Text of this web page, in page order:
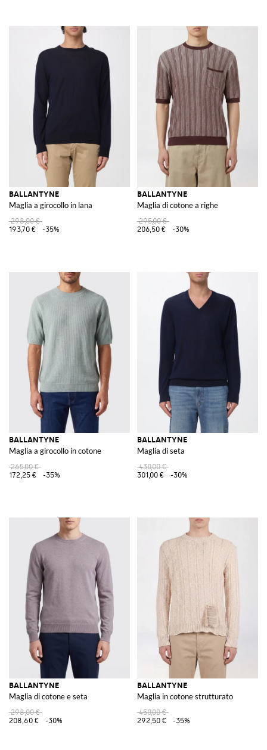
BALLANTYNE
Maglia a girocollo in lana
298,00 €
193,70 €
-35%
BALLANTYNE
Maglia di cotone a righe
295,00 €
206,50 €
-30%
BALLANTYNE
Maglia a girocollo in cotone
265,00 €
172,25 €
-35%
BALLANTYNE
Maglia di seta
430,00 €
301,00 €
-30%
BALLANTYNE
Maglia di cotone e seta
298,00 €
208,60 €
-30%
BALLANTYNE
Maglia in cotone strutturato
450,00 €
292,50 €
-35%